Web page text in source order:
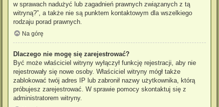
w sprawach nadużyć lub zagadnień prawnych związanych z tą
witryną?”, a także nie są punktem kontaktowym dla wszelkiego
rodzaju porad prawnych.
Na górę
Dlaczego nie mogę się zarejestrować?
Być może właściciel witryny wyłączył funkcję rejestracji, aby nie
rejestrowały się nowe osoby. Właściciel witryny mógł także
zablokować twój adres IP lub zabronił nazwy użytkownika, którą
próbujesz zarejestrować. W sprawie pomocy skontaktuj się z
administratorem witryny.